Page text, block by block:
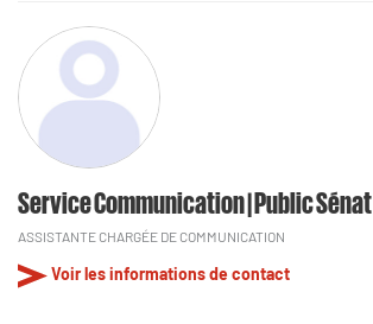
Service Communication | Public Sénat
ASSISTANTE CHARGÉE DE COMMUNICATION
Voir les informations de contact